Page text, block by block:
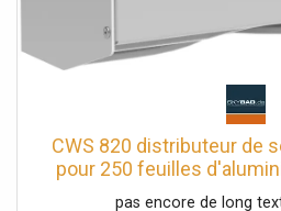
CWS 820 distributeur de
pour 250 feuilles
serrure à
pas encore de long